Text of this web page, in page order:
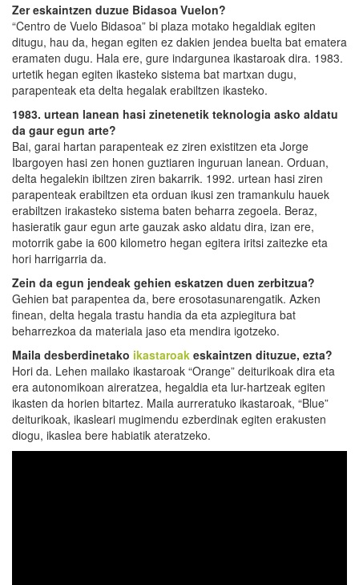
Zer eskaintzen duzue Bidasoa Vuelon?
“Centro de Vuelo Bidasoa” bi plaza motako hegaldiak egiten
ditugu, hau da, hegan egiten ez dakien jendea buelta bat ematera
eramaten dugu. Hala ere, gure indargunea ikastaroak dira. 1983.
urtetik hegan egiten ikasteko sistema bat martxan dugu,
parapenteak eta delta hegalak erabiltzen ikasteko.
1983. urtean lanean hasi zinetenetik teknologia asko aldatu
da gaur egun arte?
Bai, garai hartan parapenteak ez ziren existitzen eta Jorge
Ibargoyen hasi zen honen guztiaren inguruan lanean. Orduan,
delta hegalekin ibiltzen ziren bakarrik. 1992. urtean hasi ziren
parapenteak erabiltzen eta orduan ikusi zen tramankulu hauek
erabiltzen irakasteko sistema baten beharra zegoela. Beraz,
hasieratik gaur egun arte gauzak asko aldatu dira, izan ere,
motorrik gabe ia 600 kilometro hegan egitera iritsi zaitezke eta
hori harrigarria da.
Zein da egun jendeak gehien eskatzen duen zerbitzua?
Gehien bat parapentea da, bere erosotasunarengatik. Azken
finean, delta hegala trastu handia da eta azpiegitura bat
beharrezkoa da materiala jaso eta mendira igotzeko.
Maila desberdinetako ikastaroak eskaintzen dituzue, ezta?
Hori da. Lehen mailako ikastaroak “Orange” deiturikoak dira eta
era autonomikoan aireratzea, hegaldia eta lur-hartzeak egiten
ikasten da horien bitartez. Maila aurreratuko ikastaroak, “Blue”
deiturikoak, ikasleari mugimendu ezberdinak egiten erakusten
diogu, ikaslea bere habiatik ateratzeko.